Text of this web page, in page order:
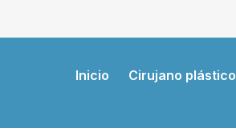
Inicio Cirujano plástico